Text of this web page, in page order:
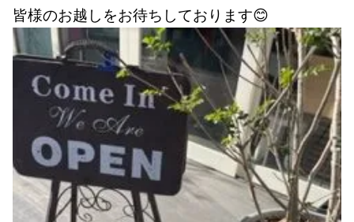
皆様のお越しをお待ちしております😊